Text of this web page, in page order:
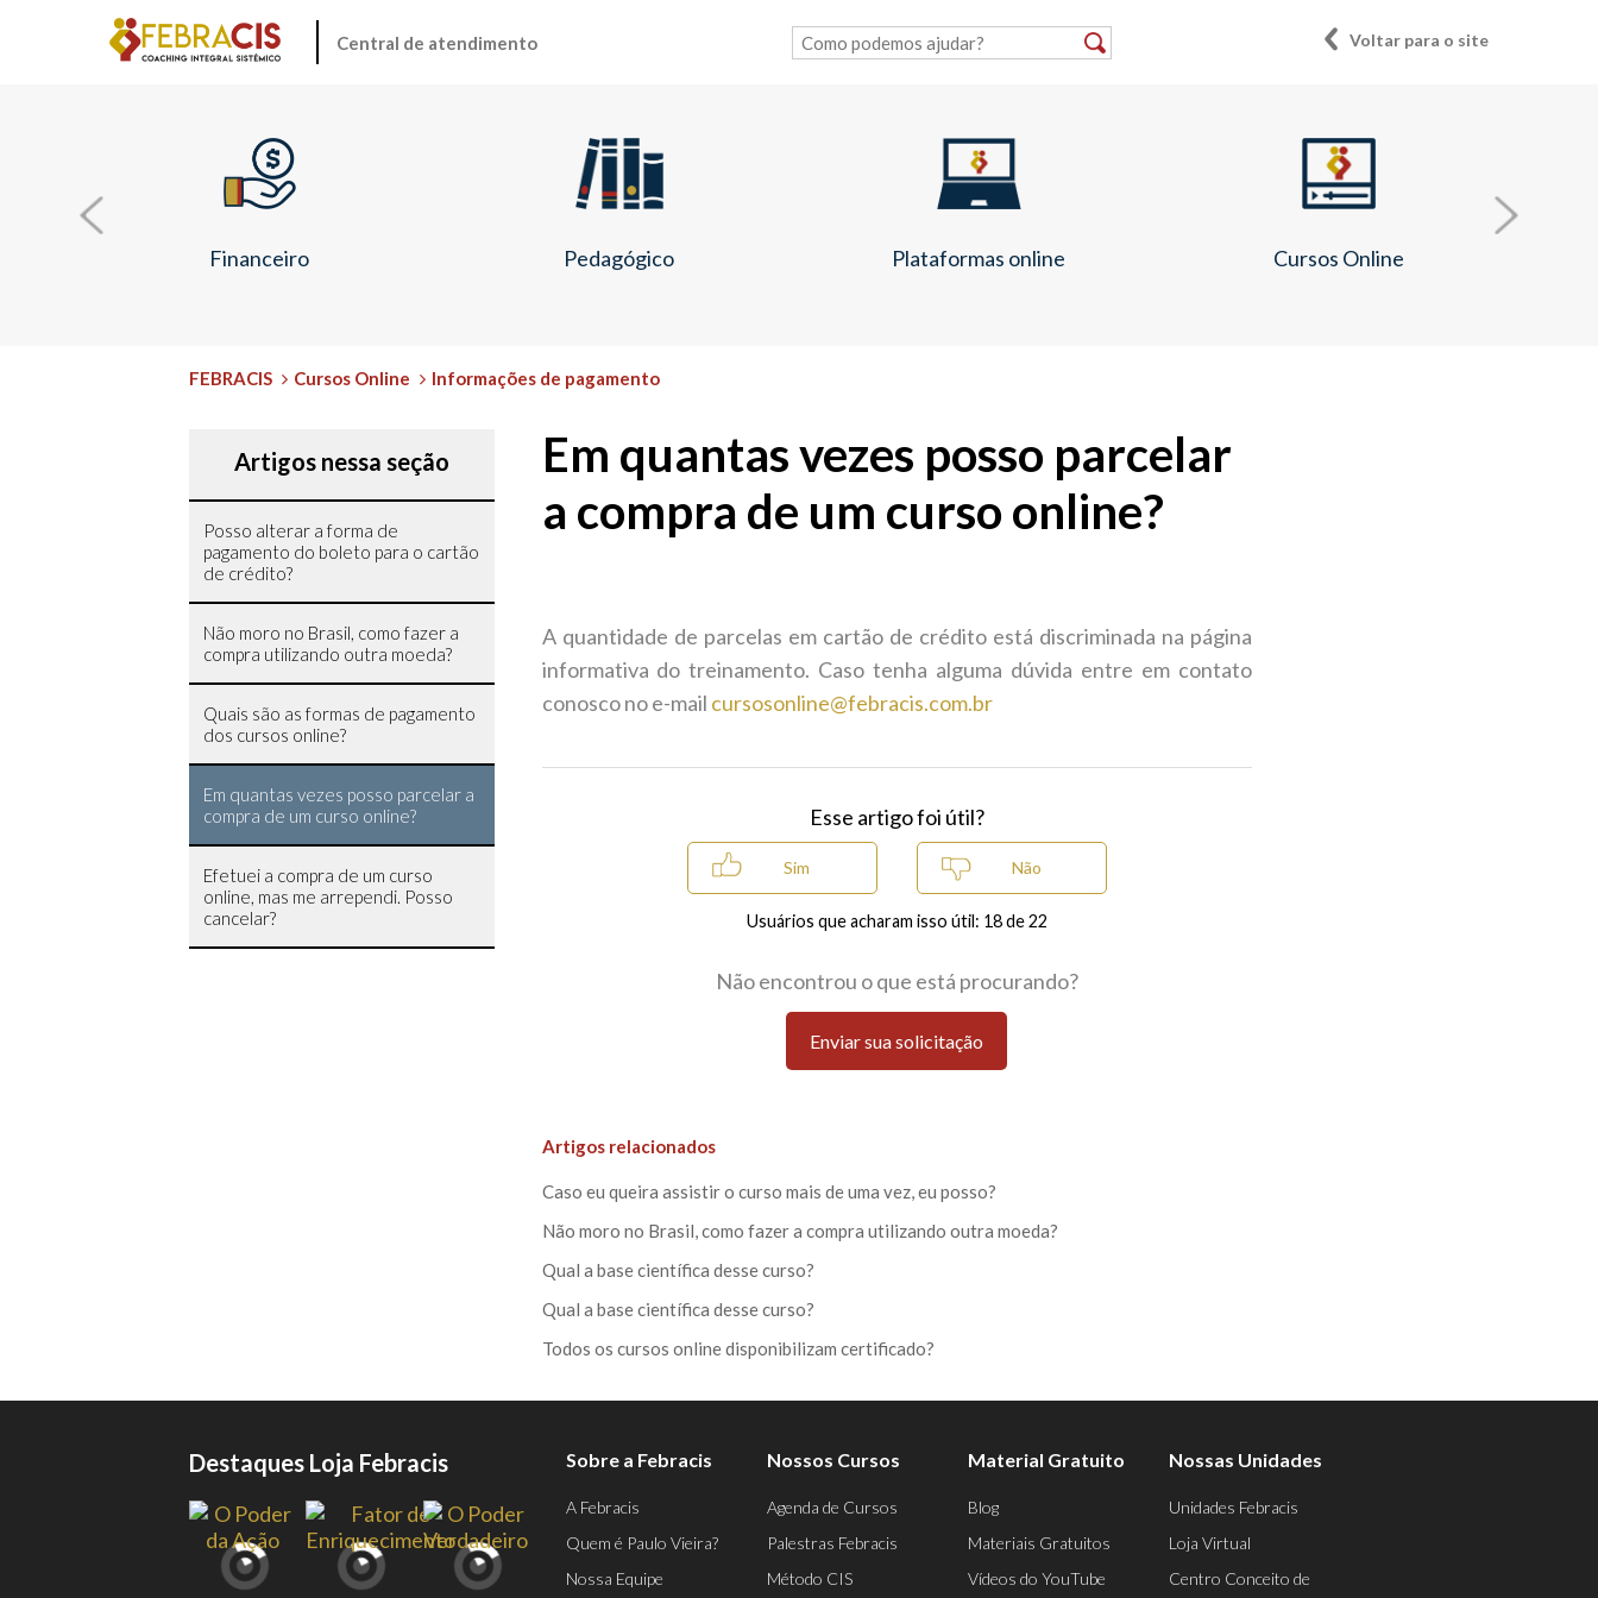
Central de atendimento Voltar para o site
Financeiro Pedagógico Plataformas online Cursos Online
FEBRACIS Cursos Online Informações de pagamento
Artigos nessa seção
Posso alterar a forma de
pagamento do boleto para o cartão
de crédito?
Não moro no Brasil, como fazer a
compra utilizando outra moeda?
Quais são as formas de pagamento
dos cursos online?
Em quantas vezes posso parcelar a
compra de um curso online?
Efetuei a compra de um curso
online, mas me arrependi. Posso
cancelar?
Em quantas vezes posso parcelar
a compra de um curso online?
A quantidade de parcelas em cartão de crédito está discriminada na página
informativa do treinamento. Caso tenha alguma dúvida entre em contato
conosco no e-mail cursosonline@febracis.com.br
Esse artigo foi útil?
Usuários que acharam isso útil: 18 de 22
Não encontrou o que está procurando?
Enviar sua solicitação
Artigos relacionados
Caso eu queira assistir o curso mais de uma vez, eu posso?
Não moro no Brasil, como fazer a compra utilizando outra moeda?
Qual a base científica desse curso?
Qual a base científica desse curso?
Todos os cursos online disponibilizam certificado?
Destaques Loja Febracis Sobre a Febracis
A Febracis
Quem é Paulo Vieira?
Nossa Equipe
Nossos Cursos
Agenda de Cursos
Palestras Febracis
Método CIS
Material Gratuito
Blog
Materiais Gratuitos
Vídeos do YouTube
Nossas Unidades
Unidades Febracis
Loja Virtual
Centro Conceito de